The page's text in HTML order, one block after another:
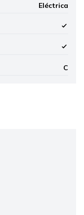
Eléctrica
C